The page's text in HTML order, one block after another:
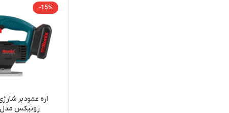
-15%
رونیکس مدل 8608